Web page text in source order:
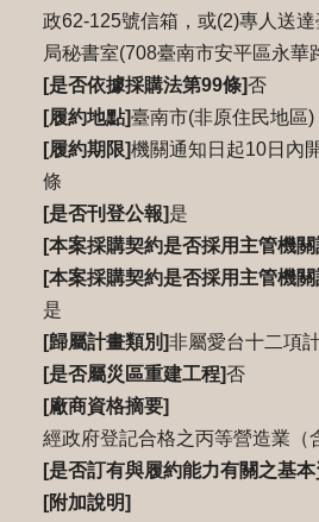
政62-125號信箱，或(2)專人送
局秘書室(708臺南市安平區永華
[是否依據採購法第99條]否
[履約地點]臺南市(非原住民地區)
[履約期限]機關通知日起10日內
條
[是否刊登公報]是
[本案採購契約是否採用主管機
[本案採購契約是否採用主管機
是
[歸屬計畫類別]非屬愛台十二項
[是否屬災區重建工程]否
[廠商資格摘要]
經政府登記合格之丙等營造業（
[是否訂有與履約能力有關之基本
[附加說明]